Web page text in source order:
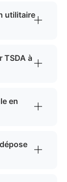
utilitaire
TSDA à
en